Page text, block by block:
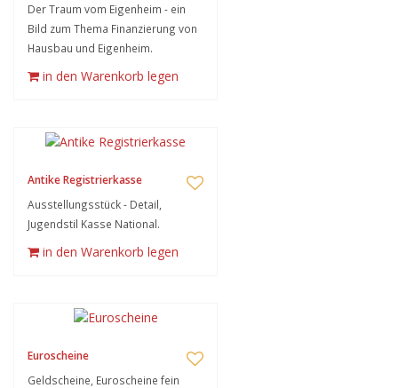
Der Traum vom Eigenheim - ein
Bild zum Thema Finanzierung von
Hausbau und Eigenheim.
in den Warenkorb legen
Antike Registrierkasse
Ausstellungsstück - Detail,
Jugendstil Kasse National.
in den Warenkorb legen
Euroscheine
Geldscheine, Euroscheine fein